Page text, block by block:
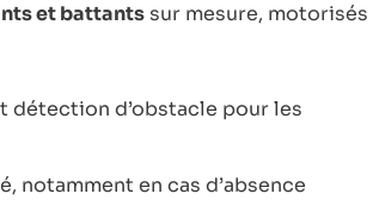
et battants sur mesure, motorisés
détection d’obstacle pour les
notamment en cas d’absence